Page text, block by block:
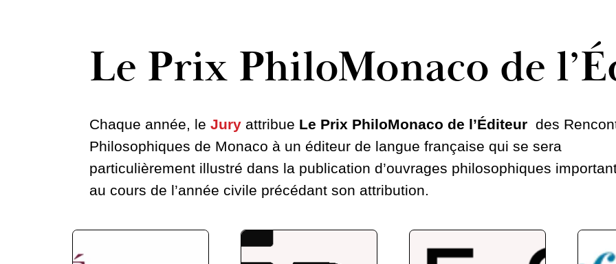
Le Prix PhiloMonaco de
Chaque année, leJury attribue Le Prix PhiloMonaco de l’Éditeurdes
Philosophiques de Monaco à un éditeur de langue française qui se sera
particulièrement illustré dans la publication d’ouvrages philosophiques
au cours de l’année civile précédant son attribution.